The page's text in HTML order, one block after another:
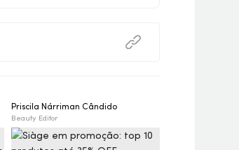
Priscila Nárriman Cândido
Beauty Editor